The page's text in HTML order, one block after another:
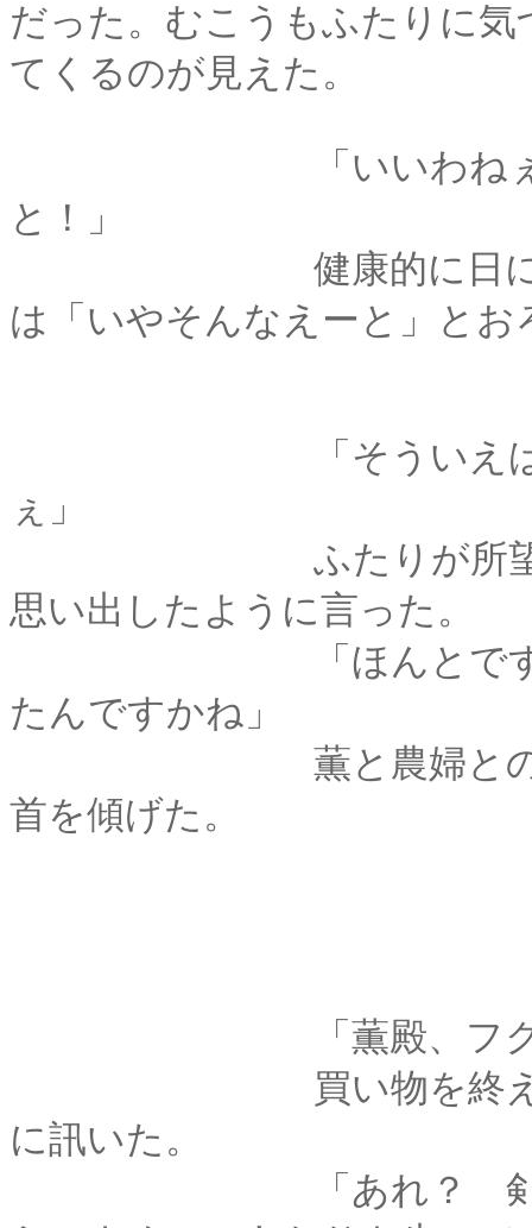
だった。むこうもふたりに
てくるのが見えた。
「いいわねぇ、今日
と！」
健康的に日に焼けた
は「いやそんなえーと」と
「そういえば、この
ぇ」
ふたりが所望した筍
思い出したように言った。
「ほんとですね････
たんですかね」
薫と農婦との会話を
首を傾げた。
「薫殿、フクネ
買い物を終えて道場
に訊いた。
「あれ？ 剣心は見